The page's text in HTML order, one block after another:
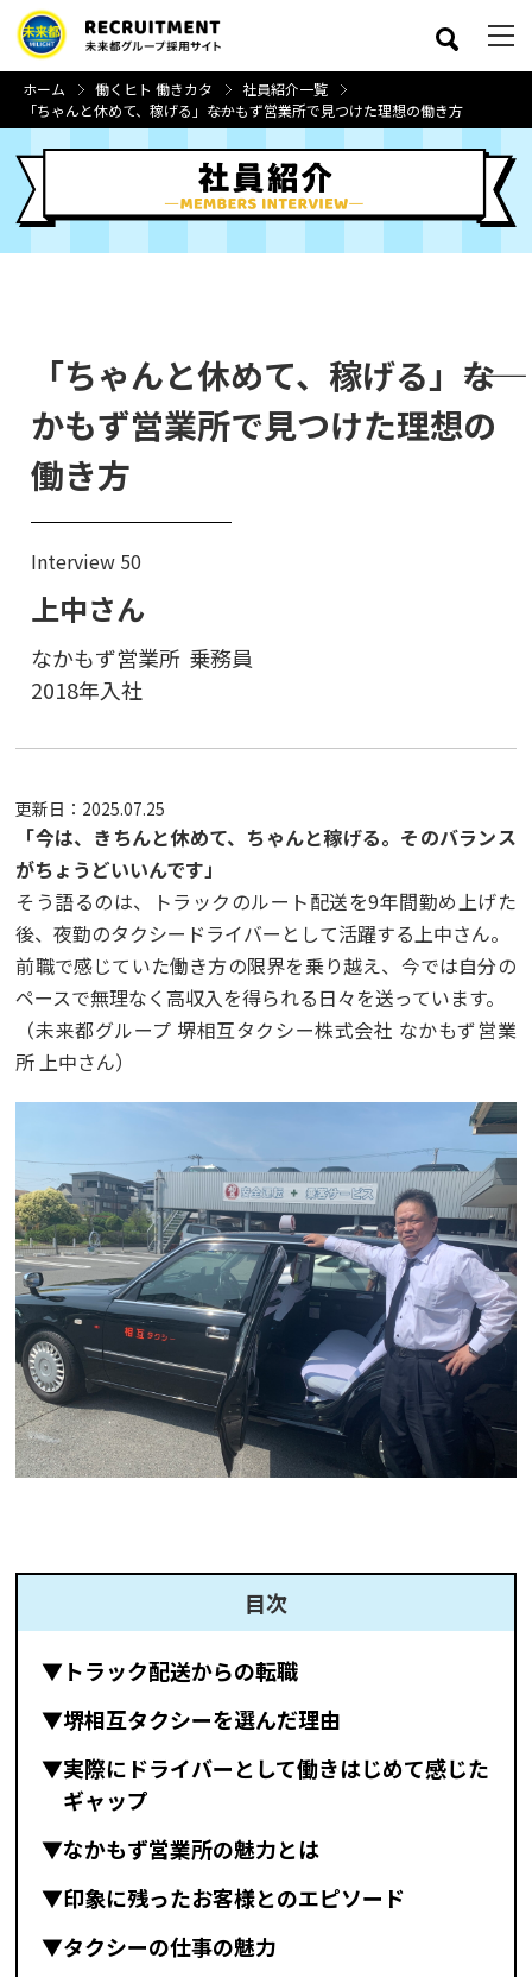
ホーム 働くヒト 働きカタ
社員紹介一覧
「ちゃんと休めて、稼げる」――なかもず営業所で見つけた理想の働き方
「ちゃんと休めて、稼げる」――な
かもず営業所で見つけた理想の
働き方
Interview 50
上中さん
なかもず営業所 乗務員
2018年入社
更新日： 2025.07.25
「今は、きちんと休めて、ちゃんと稼げる。そのバランス
がちょうどいいんです」
そう語るのは、トラックのルート配送を9年間勤め上げた
後、夜勤のタクシードライバーとして活躍する上中さん。
前職で感じていた働き方の限界を乗り越え、今では自分の
ペースで無理なく高収入を得られる日々を送っています。
（未来都グループ 堺相互タクシー株式会社 なかもず営業
所 上中さん）
目次
▼トラック配送からの転職
▼堺相互タクシーを選んだ理由
▼実際にドライバーとして働きはじめて感じた
ギャップ
▼なかもず営業所の魅力とは
▼印象に残ったお客様とのエピソード
▼タクシーの仕事の魅力